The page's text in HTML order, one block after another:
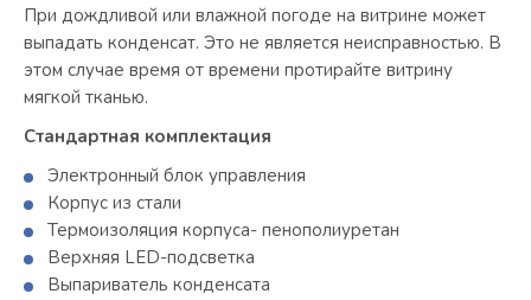
При дождливой или влажной погоде на витрине может
выпадать конденсат. Это не является неисправностью. В
этом случае время от времени протирайте витрину
мягкой тканью.
Стандартная комплектация
Электронный блок управления
Корпус из стали
Термоизоляция корпуса- пенополиуретан
Верхняя LED-подсветка
Выпариватель конденсата